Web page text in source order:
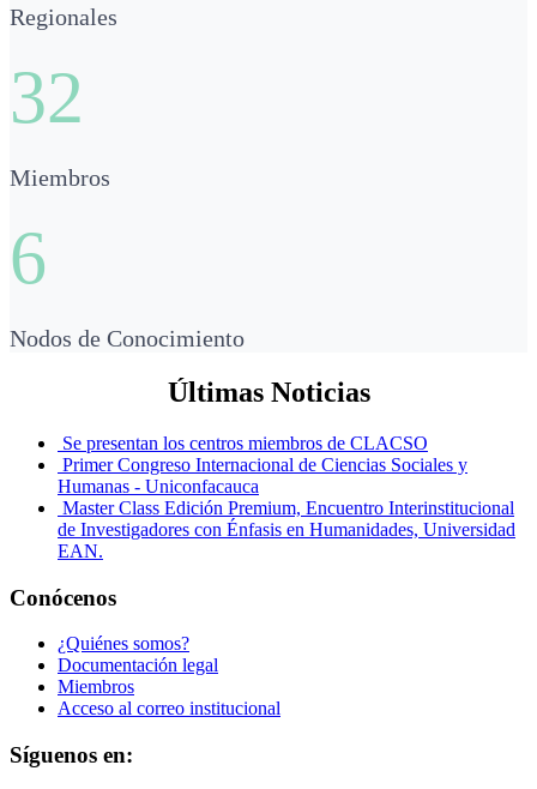
Regionales
32
Miembros
6
Nodos de Conocimiento
Últimas Noticias
Se presentan los centros miembros de CLACSO
Primer Congreso Internacional de Ciencias Sociales y
Humanas - Uniconfacauca
Master Class Edición Premium, Encuentro Interinstitucional
de Investigadores con Énfasis en Humanidades, Universidad
EAN.
Conócenos
¿Quiénes somos?
Documentación legal
Miembros
Acceso al correo institucional
Síguenos en: